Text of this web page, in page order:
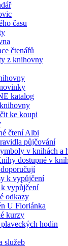
času
čtenářů
z knihovny
katalog
ke koupi
čtení Albi
půjčování
v knihách a
dostupné v
k vypůjčení
vypůjčení
odkazy
U Floriánka
kurzy
hodin
služeb